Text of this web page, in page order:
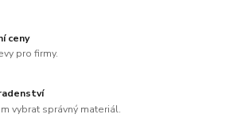
ceny
pro firmy.
vybrat správný materiál.